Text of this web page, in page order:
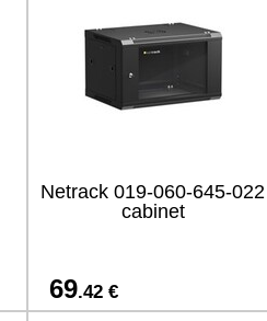
Netrack 019-060-645-022
cabinet
69.42 €